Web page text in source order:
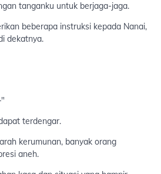
tanganku untuk berjaga-jaga.
beberapa instruksi kepada Nanai,
dekatnya.
terdengar.
kerumunan, banyak orang
aneh.